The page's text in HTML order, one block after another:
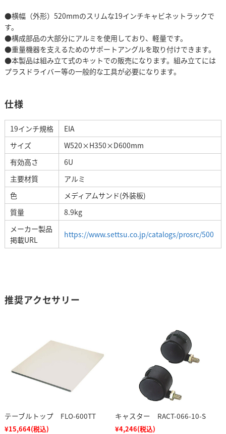
●横幅（外形）520mmのスリムな19インチキャビネットラックで
す。
●構成部品の大部分にアルミを使用しており、軽量です。
●重量機器を支えるためのサポートアングルを取り付けできます。
●本製品は組み立て式のキットでの販売になります。組み立てには
プラスドライバー等の一般的な工具が必要になります。
仕様
19インチ規格
EIA
サイズ
W520×H350×D600mm
有効高さ
6U
主要材質
アルミ
色
メディアムサンド(外装板)
質量
8.9kg
メーカー製品
掲載URL
https://www.settsu.co.jp/catalogs/prosrc/500
推奨アクセサリー
テーブルトップ FLO-600TT
¥15,664(税込)
キャスター RACT-066-10-S
¥4,246(税込)